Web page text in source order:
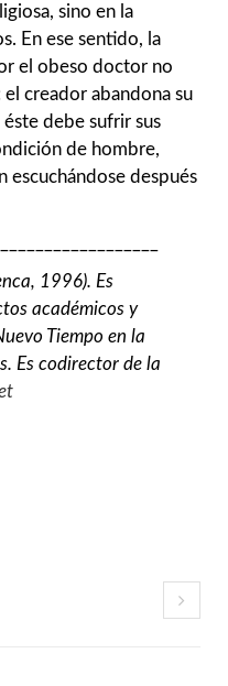
sino en la
En ese sentido, la
el obeso doctor no
creador abandona su
debe sufrir sus
de hombre,
escuchándose después
1996). Es
académicos y
Tiempo en la
Es codirector de la